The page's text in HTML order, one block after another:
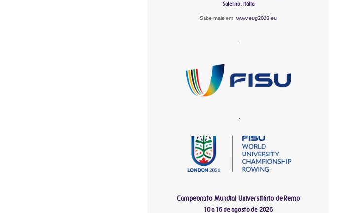
Salerno, Itália
Sabe mais em:www.eug2026.eu
-
-
Campeonato Mundial Universitário de Remo
10 a 16 de agosto de 2026